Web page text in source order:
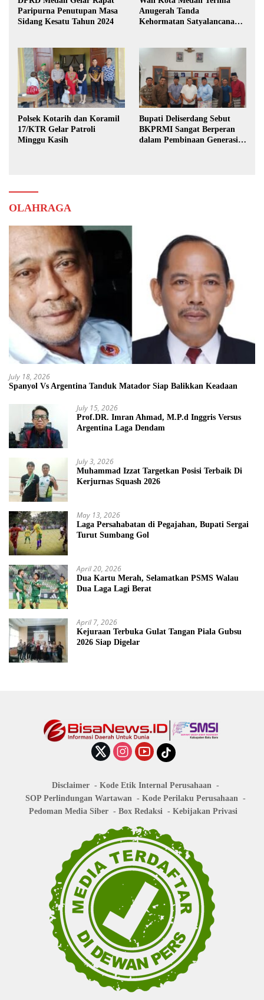
Paripurna Penutupan Masa
Sidang Kesatu Tahun 2024
Anugerah Tanda
Kehormatan Satyalancana
Polsek Kotarih dan Koramil
17/KTR Gelar Patroli
Minggu Kasih
Bupati Deliserdang Sebut
BKPRMI Sangat Berperan
dalam Pembinaan Generasi
OLAHRAGA
July 18, 2026
Spanyol Vs Argentina Tanduk Matador Siap Balikkan Keadaan
July 15, 2026
Prof.DR. Imran Ahmad, M.P.d Inggris Versus
Argentina Laga Dendam
July 3, 2026
Muhammad Izzat Targetkan Posisi Terbaik Di
Kerjurnas Squash 2026
May 13, 2026
Laga Persahabatan di Pegajahan, Bupati Sergai
Turut Sumbang Gol
April 20, 2026
Dua Kartu Merah, Selamatkan PSMS Walau
Dua Laga Lagi Berat
April 7, 2026
Kejuraan Terbuka Gulat Tangan Piala Gubsu
2026 Siap Digelar
Disclaimer
Kode Etik Internal Perusahaan
SOP Perlindungan Wartawan
Kode Perilaku Perusahaan
Pedoman Media Siber
Box Redaksi Kebijakan Privasi